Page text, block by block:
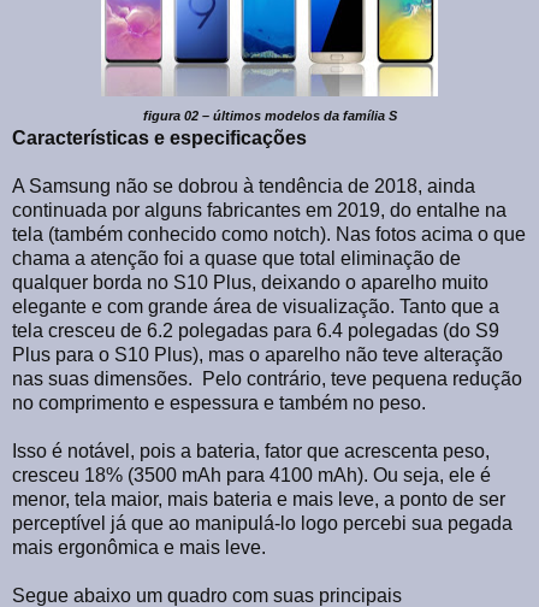
figura 02 – últimos modelos da família S
Características e especificações
A Samsung não se dobrou à tendência de 2018, ainda
continuada por alguns fabricantes em 2019, do entalhe na
tela (também conhecido como notch). Nas fotos acima o que
chama a atenção foi a quase que total eliminação de
qualquer borda no S10 Plus, deixando o aparelho muito
elegante e com grande área de visualização. Tanto que a
tela cresceu de 6.2 polegadas para 6.4 polegadas (do S9
Plus para o S10 Plus), mas o aparelho não teve alteração
nas suas dimensões.
Pelo contrário, teve pequena redução
no comprimento e espessura e também no peso.
Isso é notável, pois a bateria, fator que acrescenta peso,
cresceu 18% (3500 mAh para 4100 mAh). Ou seja, ele é
menor, tela maior, mais bateria e mais leve, a ponto de ser
perceptível já que ao manipulá-lo logo percebi sua pegada
mais ergonômica e mais leve.
Segue abaixo um quadro com suas principais